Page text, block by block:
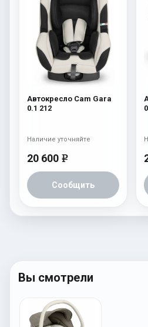
Автокресло Cam Gara
0.1 212
20 600 e
Сообщить
Наличие уточняйте
Вы смотрели